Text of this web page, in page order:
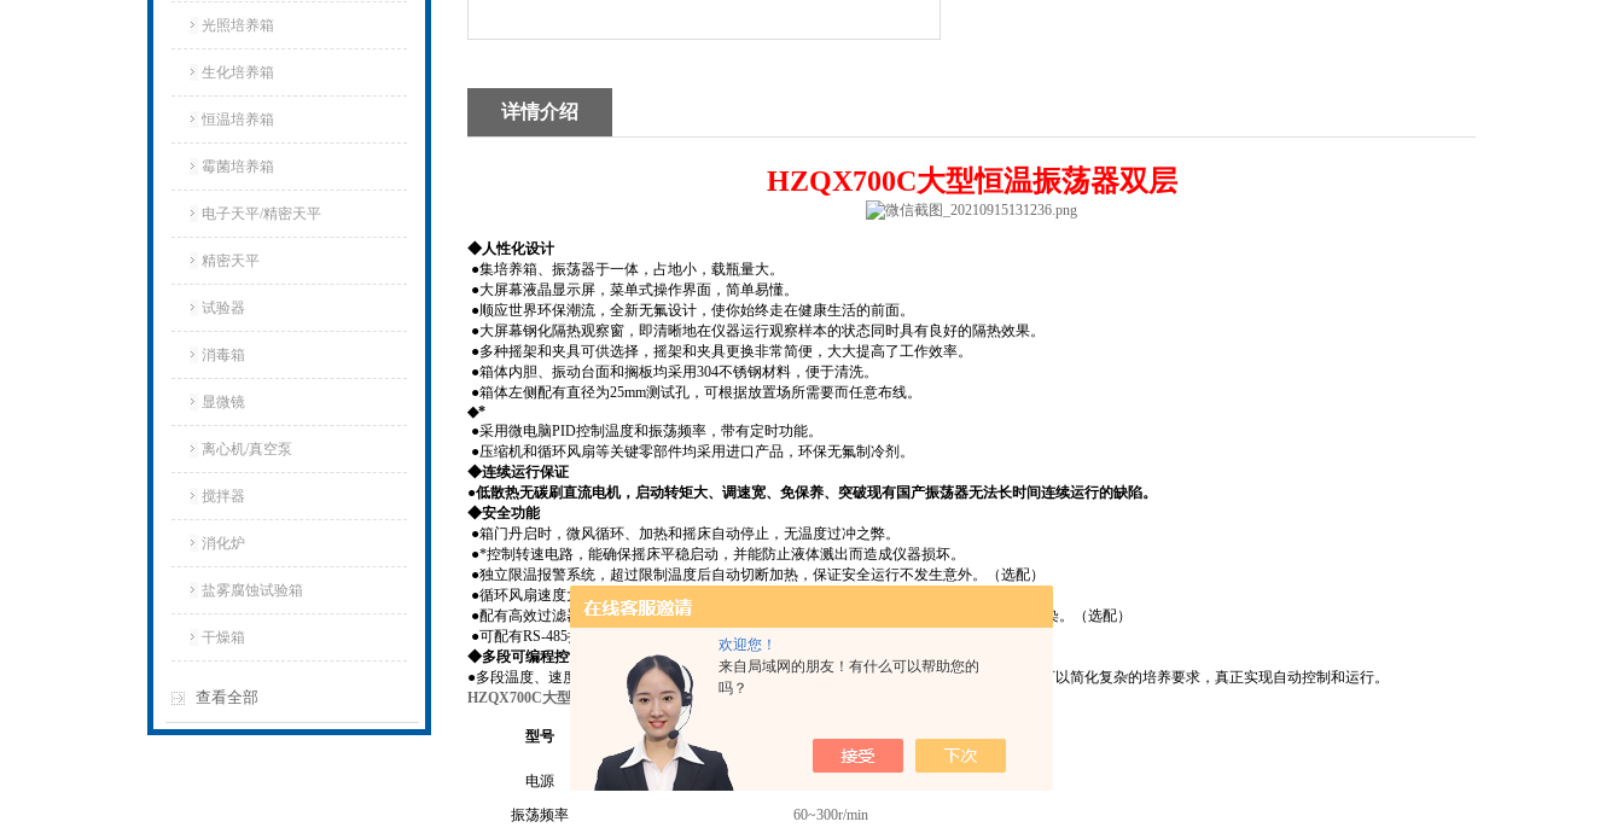
欢迎您！
来自局域网的朋友！有什么可以帮助您的
吗？
光照培养箱
生化培养箱
恒温培养箱
霉菌培养箱
电子天平/精密天平
精密天平
试验器
消毒箱
显微镜
离心机/真空泵
搅拌器
消化炉
盐雾腐蚀试验箱
干燥箱
查看全部
详情介绍
HZQX700C大型恒温振荡器双层
◆人性化设计
●集培养箱、振荡器于一体，占地小，载瓶量大。
●大屏幕液晶显示屏，菜单式操作界面，简单易懂。
●顺应世界环保潮流，全新无氟设计，使你始终走在健康生活的前面。
●大屏幕钢化隔热观察窗，即清晰地在仪器运行观察样本的状态同时具有良好的隔热效果。
●多种摇架和夹具可供选择，摇架和夹具更换非常简便，大大提高了工作效率。
●箱体内胆、振动台面和搁板均采用304不锈钢材料，便于清洗。
●箱体左侧配有直径为25mm测试孔，可根据放置场所需要而任意布线。
◆*
●采用微电脑PID控制温度和振荡频率，带有定时功能。
●压缩机和循环风扇等关键零部件均采用进口产品，环保无氟制冷剂。
◆连续运行保证
●低散热无碳刷直流电机，启动转矩大、调速宽、免保养、突破现有国产振荡器无法长时间连续运行的缺陷。
◆安全功能
●箱门丹启时，微风循环、加热和摇床自动停止，无温度过冲之弊。
●*控制转速电路，能确保摇床平稳启动，并能防止液体溅出而造成仪器损坏。
●独立限温报警系统，超过限制温度后自动切断加热，保证安全运行不发生意外。（选配）
●循环风扇速度大小自动控制，可避免试验过程中，由于循环风扇过快而造成样品挥发。
●配有高效过滤器，可拆下，易清洗，有效过滤外界空气中的细菌及灰尘颗粒，降低交叉污染。（选配）
●可配有RS-485接口和通过连接电脑，监测温度、转速、时间和报警。（选配）
◆多段可编程控制（选配）
●多段温度、速度、时间同步编程，普通和编程运行模式可选，预置值和运行值同
时显示，可以简化复杂的培养要求，真正实现自动控制和运行。
HZQX700C大型恒温振荡器双层
型号
HZQ-X500
（双层）
（双层）
（双层）
电源
振荡频率
60~300r/min